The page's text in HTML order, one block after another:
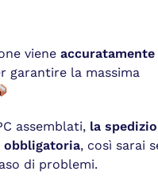
viene accuratamente
garantire la massima
assemblati, la
obbligatoria, così sarai
di problemi.